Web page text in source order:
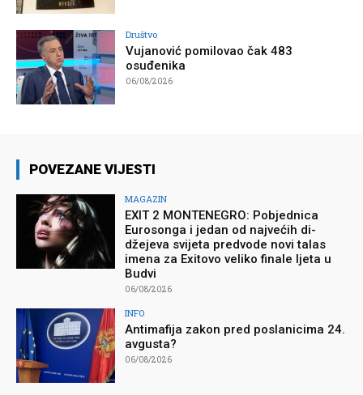
Društvo
Vujanović pomilovao čak 483
osuđenika
06/08/2026
POVEZANE VIJESTI
MAGAZIN
EXIT 2 MONTENEGRO: Pobjednica
Eurosonga i jedan od najvećih di-
džejeva svijeta predvode novi talas
imena za Exitovo veliko finale ljeta u
Budvi
06/08/2026
INFO
Antimafija zakon pred poslanicima 24.
avgusta?
06/08/2026